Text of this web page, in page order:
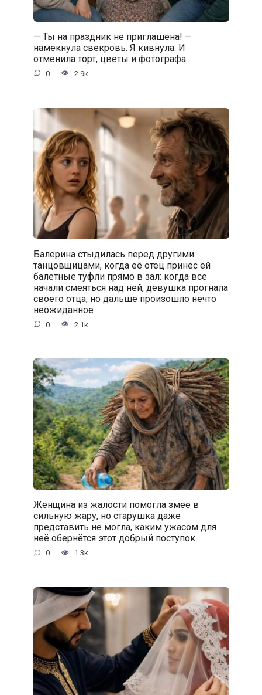
— Ты на праздник не приглашена! —
намекнула свекровь. Я кивнула. И
отменила торт, цветы и фотографа
0 2.9к.
Балерина стыдилась перед другими
танцовщицами, когда её отец принес ей
балетные туфли прямо в зал: когда все
начали смеяться над ней, девушка прогнала
своего отца, но дальше произошло нечто
неожиданное
0 2.1к.
Женщина из жалости помогла змее в
сильную жару, но старушка даже
представить не могла, каким ужасом для
неё обернётся этот добрый поступок
0 1.3к.